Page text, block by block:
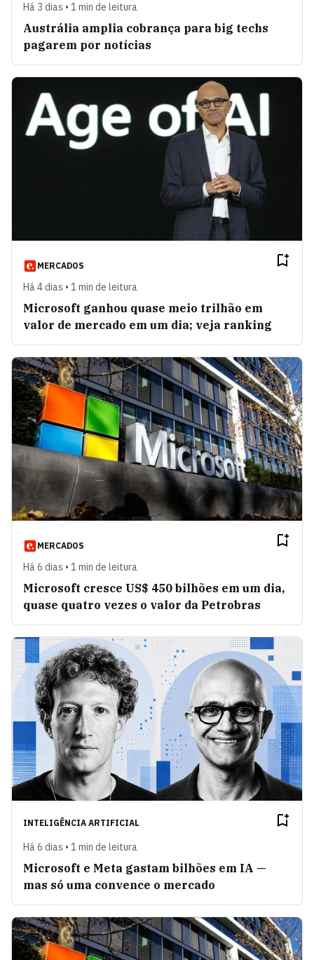
Há 3 dias • 1 min de leitura
Austrália amplia cobrança para big techs
pagarem por notícias
MERCADOS
Há 4 dias • 1 min de leitura
Microsoft ganhou quase meio trilhão em
valor de mercado em um dia; veja ranking
MERCADOS
Há 6 dias • 1 min de leitura
Microsoft cresce US$ 450 bilhões em um dia,
quase quatro vezes o valor da Petrobras
INTELIGÊNCIA ARTIFICIAL
Há 6 dias • 1 min de leitura
Microsoft e Meta gastam bilhões em IA —
mas só uma convence o mercado